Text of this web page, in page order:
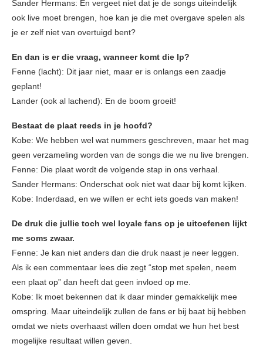
Sander Hermans: En vergeet niet dat je de songs uiteindelijk
ook live moet brengen, hoe kan je die met overgave spelen als
je er zelf niet van overtuigd bent?
En dan is er die vraag, wanneer komt die lp?
Fenne (lacht): Dit jaar niet, maar er is onlangs een zaadje
geplant!
Lander (ook al lachend): En de boom groeit!
Bestaat de plaat reeds in je hoofd?
Kobe: We hebben wel wat nummers geschreven, maar het mag
geen verzameling worden van de songs die we nu live brengen.
Fenne: Die plaat wordt de volgende stap in ons verhaal.
Sander Hermans: Onderschat ook niet wat daar bij komt kijken.
Kobe: Inderdaad, en we willen er echt iets goeds van maken!
De druk die jullie toch wel loyale fans op je uitoefenen lijkt
me soms zwaar.
Fenne: Je kan niet anders dan die druk naast je neer leggen.
Als ik een commentaar lees die zegt “stop met spelen, neem
een plaat op” dan heeft dat geen invloed op me.
Kobe: Ik moet bekennen dat ik daar minder gemakkelijk mee
omspring. Maar uiteindelijk zullen de fans er bij baat bij hebben
omdat we niets overhaast willen doen omdat we hun het best
mogelijke resultaat willen geven.